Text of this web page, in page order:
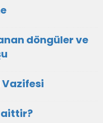
döngüler ve
Vazifesi
aittir?